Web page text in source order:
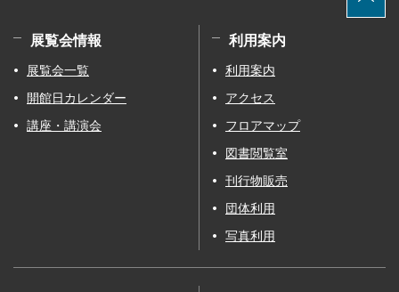
展覧会情報
展覧会一覧
開館日カレンダー
講座・講演会
利用案内
利用案内
アクセス
フロアマップ
図書閲覧室
刊行物販売
団体利用
写真利用